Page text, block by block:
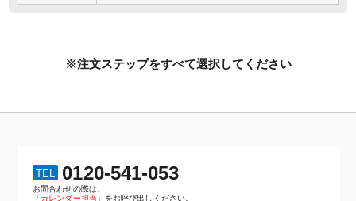
※注文ステップをすべて選択してください
TEL 0120-541-053
お問合わせの際は、
「カレンダー担当 」をお呼び出しください。